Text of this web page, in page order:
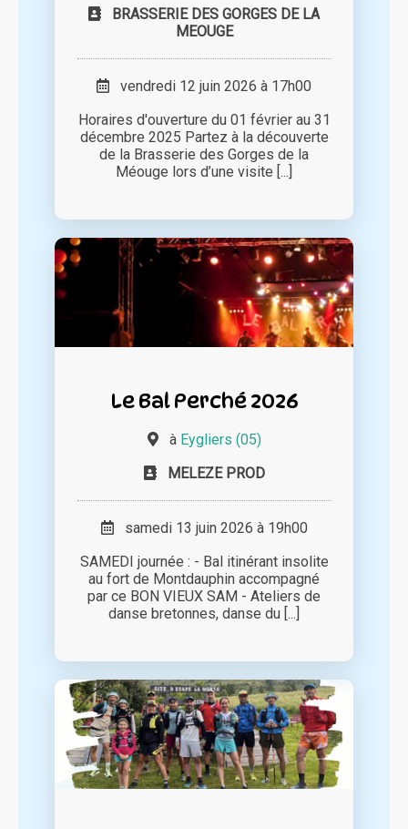
BRASSERIE DES GORGES DE LA
MEOUGE
vendredi 12 juin 2026 à 17h00
Horaires d'ouverture du 01 février au 31
décembre 2025 Partez à la découverte
de la Brasserie des Gorges de la
Méouge lors d’une visite [...]
Le Bal Perché 2026
à Eygliers (05)
MELEZE PROD
samedi 13 juin 2026 à 19h00
SAMEDI journée : - Bal itinérant insolite
au fort de Montdauphin accompagné
par ce BON VIEUX SAM - Ateliers de
danse bretonnes, danse du [...]